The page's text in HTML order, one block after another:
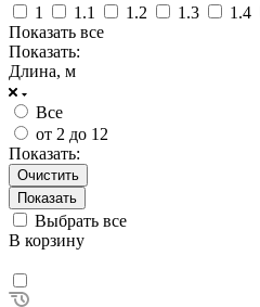
1 1.1 1.2 1.3 1.4
Показать все
Показать:
Длина, м
Все
от 2 до 12
Показать:
Очистить
Выбрать все
В корзину